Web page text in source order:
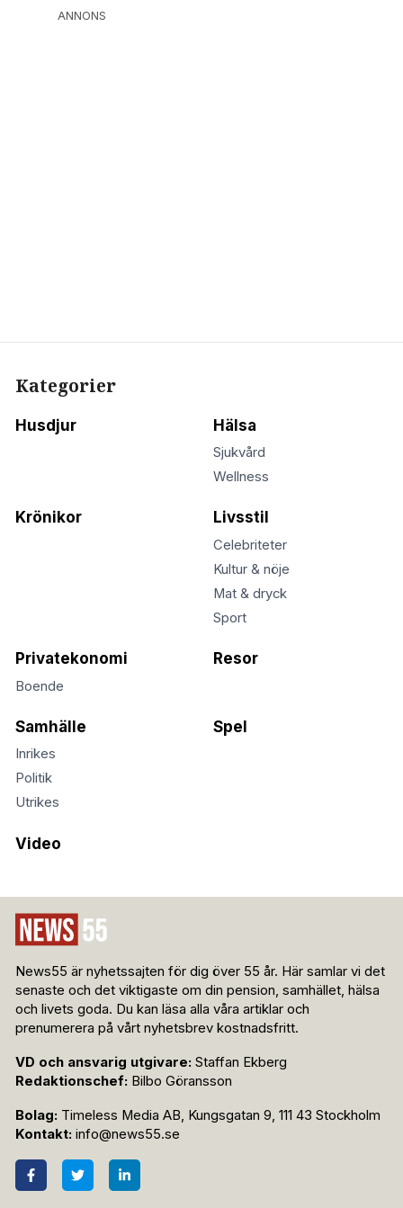
ANNONS
Kategorier
Husdjur Hälsa
Sjukvård
Wellness
Krönikor Livsstil
Celebriteter
Kultur & nöje
Mat & dryck
Sport
Privatekonomi
Boende
Resor
Samhälle
Inrikes
Politik
Utrikes
Spel
Video
News55 är nyhetssajten för dig över 55 år. Här samlar vi det
senaste och det viktigaste om din pension, samhället, hälsa
och livets goda. Du kan läsa alla våra artiklar och
prenumerera på vårt nyhetsbrev kostnadsfritt.
VD och ansvarig utgivare: Staffan Ekberg
Redaktionschef: Bilbo Göransson
Bolag: Timeless Media AB, Kungsgatan 9, 111 43 Stockholm
Kontakt: info@news55.se